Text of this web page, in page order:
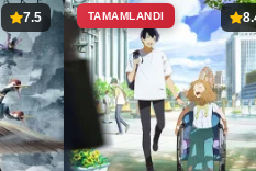
7.5 TAMAMLANDI